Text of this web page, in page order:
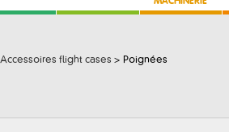
Accessoires flight cases > Poignées